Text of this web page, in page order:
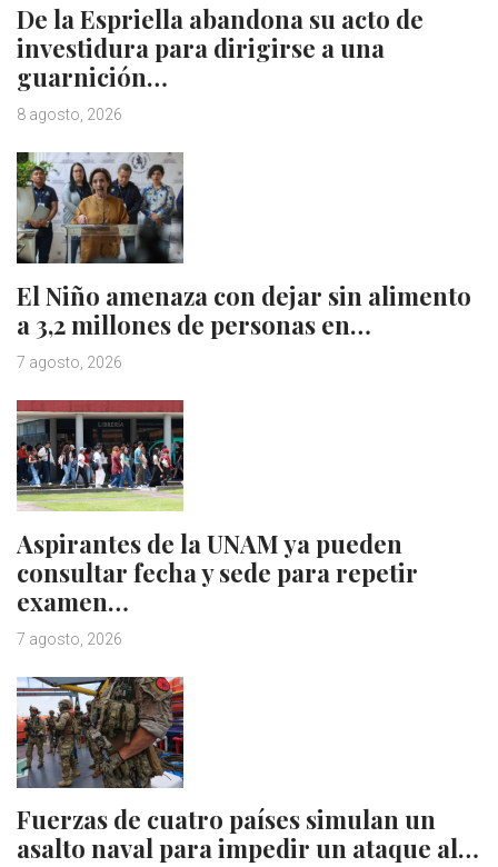
De la Espriella abandona su acto de
investidura para dirigirse a una
guarnición…
8 agosto, 2026
El Niño amenaza con dejar sin alimento
a 3,2 millones de personas en…
7 agosto, 2026
Aspirantes de la UNAM ya pueden
consultar fecha y sede para repetir
examen…
7 agosto, 2026
Fuerzas de cuatro países simulan un
asalto naval para impedir un ataque al…